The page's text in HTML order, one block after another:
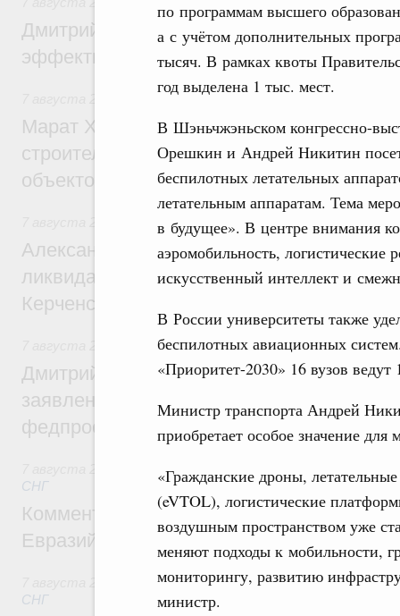
по программам высшего
а с учётом дополнительных
тысяч. В рамках квоты
год выделена 1 тыс. мест.
В Шэньчжэньском конгрессно-
Орешкин и Андрей Никитин
беспилотных летательных
летательным аппаратам. Тема
в будущее». В центре внимания
аэромобильность,
искусственный интеллект и
В России университеты также
беспилотных авиационных
«Приоритет-2030» 16 вузов ведут
Министр транспорта Андрей
приобретает особое значение
«Гражданские дроны,
(eVTOL), логистические
воздушным пространством уже
меняют подходы к мобильности,
мониторингу, развитию
министр.
Дмитрий Патрушев: Синхронизация
эффективность поддержки сельских
Экономика городов. Городская среда
Марат Хуснуллин: «Единый заказчик»
строительство и реконструкцию более
объектов
Чрезвычайные ситуации и ликвидация их
Александр Козлов провёл заседание
ликвидации последствий чрезвычайной
Керченском проливе
Среднее профессиональное образование
Дмитрий Чернышенко: Установлен
заявлений от абитуриентов колледжей и
федпроекта «Профессионалитет»
Евразийский экономический союз.
СНГ
Комментарий Алексея Оверчука по
Евразийского межправительственного
Евразийский экономический союз.
СНГ